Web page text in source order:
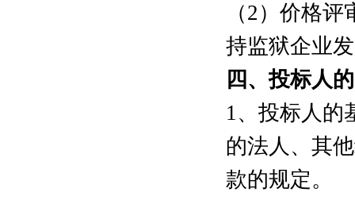
（2）价格
持监狱企业
四 、投标人
1、投标人的
的法人、其
款的规定。